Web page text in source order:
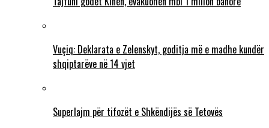
Vuçiq: Deklarata e Zelenskyt, goditja më e madhe kundër
shqiptarëve në 14 vjet
Superlajm për tifozët e Shkëndijës së Tetovës